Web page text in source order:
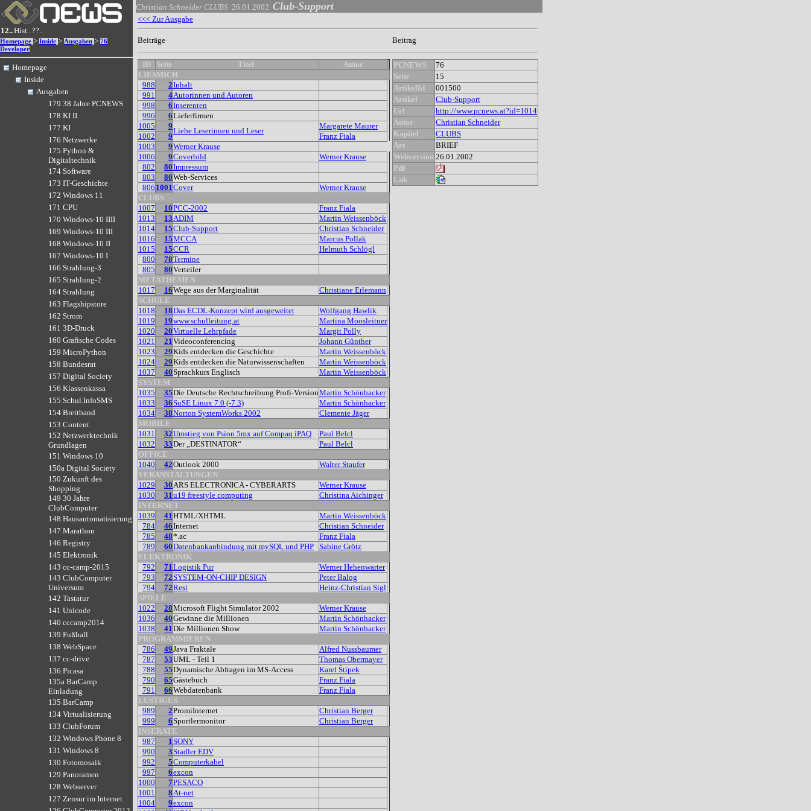
12..Hist..??..
Homepage > Inside > Ausgaben > 76
Developer
Homepage
Inside
Ausgaben
179 38 Jahre PCNEWS
178 KI II
177 KI
176 Netzwerke
175 Python &
Digitaltechnik
174 Software
173 IT-Geschichte
172 Windows 11
171 CPU
170 Windows-10 IIII
169 Windows-10 III
168 Windows-10 II
167 Windows-10 I
166 Strahlung-3
165 Strahlung-2
164 Strahlung
163 Flagshipstore
162 Strom
161 3D-Druck
160 Grafische Codes
159 MicroPython
158 Bundesrat
157 Digital Society
156 Klassenkassa
155 Schul.InfoSMS
154 Breitband
153 Content
152 Netzwerktechnik
Grundlagen
151 Windows 10
150a Digital Society
150 Zukunft des
Shopping
149 30 Jahre
ClubComputer
148 Hausautomatisierung
147 Marathon
146 Registry
145 Elektronik
143 cc-camp-2015
143 ClubComputer
Universum
142 Tastatur
141 Unicode
140 cccamp2014
139 Fußball
138 WebSpace
137 cc-drive
136 Picasa
135a BarCamp
Einladung
135 BarCamp
134 Virtualisierung
133 ClubForum
132 Windows Phone 8
131 Windows 8
130 Fotomosaik
129 Panoramen
128 Webserver
127 Zensur im Internet
Christian Schneider CLUBS 26.01.2002 Club-Support
<<< Zur Ausgabe
Beiträge Beitrag
ID Seite Titel
Autor
LIESMICH
988
2Inhalt
991
4Autorinnen und Autoren
998
6Inserenten
996
6Lieferfirmen
1005
9
Liebe Leserinnen und Leser
Margarete Maurer
1002
9
Franz Fiala
1003
9Werner Krause
1006
9Coverbild
Werner Krause
802
80Impressum
803
80Web-Services
806 1001Cover
Werner Krause
CLUBS
1007
10PCC-2002
Franz Fiala
1013
13ADIM
Martin Weissenböck
1014
15Club-Support
Christian Schneider
1016
15MCCA
Marcus Pollak
1015
15CCR
Helmuth Schlögl
800
78Termine
805
80Verteiler
METATHEMEN
1017
16Wege aus der Marginalität
Christiane Erlemann
SCHULE
1018
18Das ECDL-Konzept wird ausgeweitet
Wolfgang Hawlik
1019
19www.schulleitung.at
Martina Moosleitner
1020
20Virtuelle Lehrpfade
Margit Polly
1021
21Videoconferencing
Johann Günther
1023
29Kids entdecken die Geschichte
Martin Weissenböck
1024
29Kids entdecken die Naturwissenschaften
Martin Weissenböck
1037
40Sprachkurs Englisch
Martin Weissenböck
SYSTEM
1035
35Die Deutsche Rechtschreibung Profi-VersionMartin Schönhacker
1033
36SuSE Linux 7.0 (-7.3)
Martin Schönhacker
1034
38Norton SystemWorks 2002
Clemente Jäger
MOBILE
1031
32Umstieg von Psion 5mx auf Compaq iPAQ
Paul Belcl
1032
33Der „DESTINATOR“
Paul Belcl
OFFICE
1040
42Outlook 2000
Walter Staufer
VERANSTALTUNGEN
1029
30ARS ELECTRONICA - CYBERARTS
Werner Krause
1030
31u19 freestyle computing
Christina Aichinger
INTERNET
1039
41HTML/XHTML
Martin Weissenböck
784
46Internet
Christian Schneider
785
48*.ac
Franz Fiala
789
60Datenbankanbindung mit mySQL und PHP Sabine Grötz
ELEKTRONIK
792
71Logistik Pur
Werner Hehenwarter
793
72SYSTEM-ON-CHIP DESIGN
Peter Balog
794
72Resi
Heinz-Christian Sigl
SPIELE
1022
28Microsoft Flight Simulator 2002
Werner Krause
1036
40Gewinne die Millionen
Martin Schönhacker
1038
41Die Millionen Show
Martin Schönhacker
PROGRAMMIEREN
786
49Java Fraktale
Alfred Nussbaumer
787
53UML - Teil 1
Thomas Obermayer
788
55Dynamische Abfragen im MS-Access
Karel Štípek
790
65Gästebuch
Franz Fiala
791
66Webdatenbank
Franz Fiala
LUSTIGES
989
2PromiInternet
Christian Berger
999
6Sportlermonitor
Christian Berger
INSERATE
987
1SONY
990
3Stadler EDV
992
5Computerkabel
997
6excon
1000
7PESACO
1001
8At-net
1004
9excon
PCNEWS
76
Seite
15
ArtikelId
001500
Artikel
Club-Support
Url
http://www.pcnews.at?id=1014
Autor
Christian Schneider
Kapitel
CLUBS
Art
BRIEF
Webversion 26.01.2002
Pdf
Lnk